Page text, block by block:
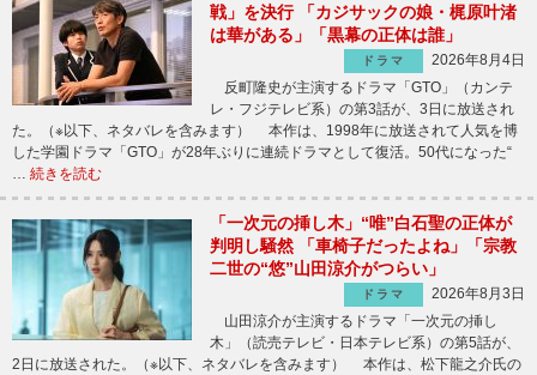
戦」を決行 「カジサックの娘・梶原叶渚
は華がある」「黒幕の正体は誰」
ドラマ
2026年8月4日
反町隆史が主演するドラマ「GTO」（カンテ
レ・フジテレビ系）の第3話が、3日に放送され
た。（※以下、ネタバレを含みます） 本作は、1998年に放送されて人気を博
した学園ドラマ「GTO」が28年ぶりに連続ドラマとして復活。50代になった“
続きを読む
「一次元の挿し木」“唯”白石聖の正体が
判明し騒然 「車椅子だったよね」「宗教
二世の“悠”山田涼介がつらい」
ドラマ
2026年8月3日
山田涼介が主演するドラマ「一次元の挿し
木」（読売テレビ・日本テレビ系）の第5話が、
2日に放送された。（※以下、ネタバレを含みます） 本作は、松下龍之介氏の